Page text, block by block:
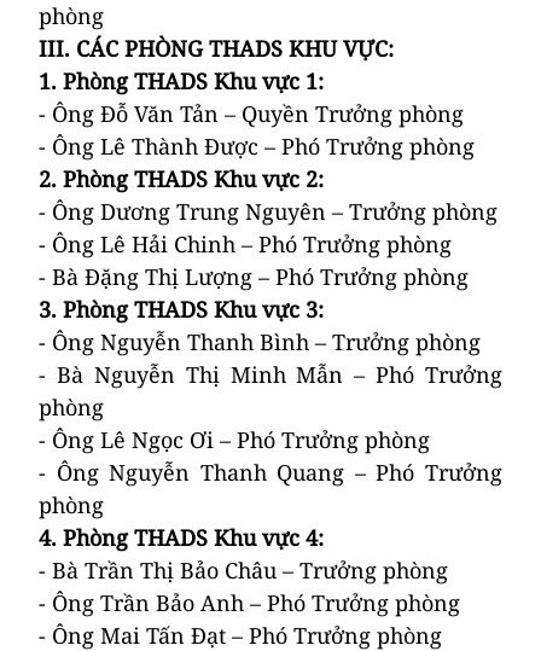
phòng
III. CÁC PHÒNG THADS KHU VỰC:
1. Phòng THADS Khu vực 1:
- Ông Đỗ Văn Tản – Quyền Trưởng phòng
- Ông Lê Thành Được – Phó Trưởng phòng
2. Phòng THADS Khu vực 2:
- Ông Dương Trung Nguyên – Trưởng phòng
- Ông Lê Hải Chinh – Phó Trưởng phòng
- Bà Đặng Thị Lượng – Phó Trưởng phòng
3. Phòng THADS Khu vực 3:
- Ông Nguyễn Thanh Bình – Trưởng phòng
- Bà Nguyễn Thị Minh Mẫn – Phó Trưởng
phòng
- Ông Lê Ngọc Ơi – Phó Trưởng phòng
- Ông Nguyễn Thanh Quang – Phó Trưởng
phòng
4. Phòng THADS Khu vực 4:
- Bà Trần Thị Bảo Châu – Trưởng phòng
- Ông Trần Bảo Anh – Phó Trưởng phòng
- Ông Mai Tấn Đạt – Phó Trưởng phòng